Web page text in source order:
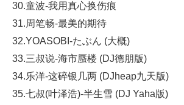
30.童波-我用真心换伤痕
31.周笔畅-最美的期待
32.YOASOBI-たぶん (大概)
33.三叔说-海市蜃楼 (DJ德朋版)
34.乐洋-这碎银几两 (DJheap九天版)
35.七叔(叶泽浩)-半生雪 (DJ Yaha版)